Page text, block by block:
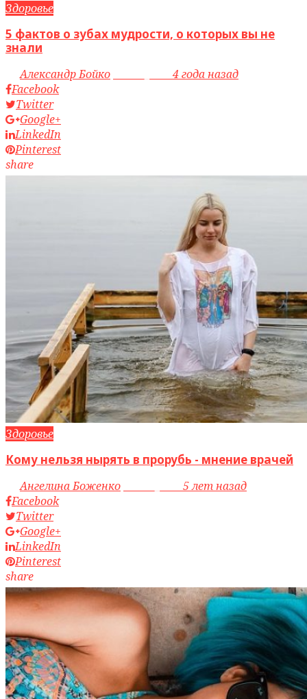
Здоровье
5 фактов о зубах мудрости, о которых вы не
знали
byАлександр Бойко
4 года назад
Facebook
Twitter
Google+
LinkedIn
Pinterest
share
Здоровье
Кому нельзя нырять в прорубь - мнение врачей
byАнгелина Боженко
5 лет назад
Facebook
Twitter
Google+
LinkedIn
Pinterest
share